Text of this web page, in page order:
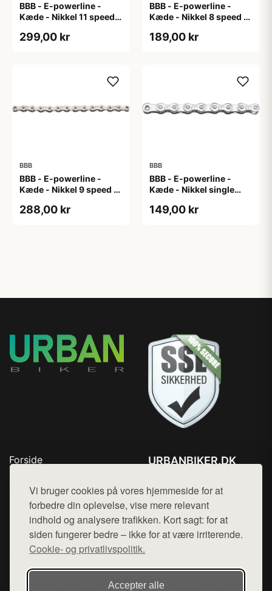
Vi bruger cookies på vores hjemmeside for at
forbedre din oplevelse, vise mere relevant
indhold og analysere trafikken. Kort sagt: for at
siden fungerer bedre – ikke for at være irriterende.
Cookie- og privatlivspolitik.
Accepter alle
BBB - E-powerline -
Kæde - Nikkel 11 speed
299,00 kr
BBB - E-powerline -
Kæde - Nikkel 8 speed til
189,00 kr
BBB
BBB - E-powerline -
Kæde - Nikkel 9 speed til
288,00 kr
BBB
BBB - E-powerline -
Kæde - Nikkel single
149,00 kr
Forside
Top Rabatter
Blog
Kontakt
URBANBIKER.DK
Mail: hej@want.dk
Cookie- og privatlivspolitik
Denne side er en del af want.dk, der udgiver en række